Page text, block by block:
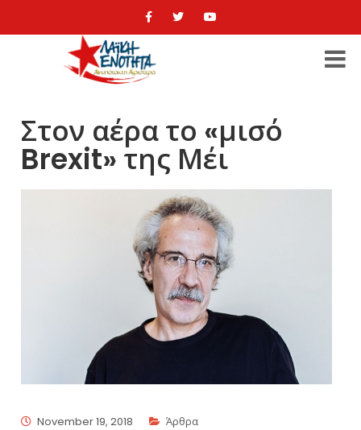
Στον αέρα το «μισό
Brexit» της Μέι
November 19, 2018
Άρθρα